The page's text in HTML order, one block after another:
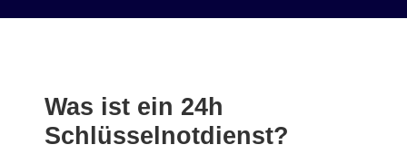
Was ist ein 24h
Schlüsselnotdienst?